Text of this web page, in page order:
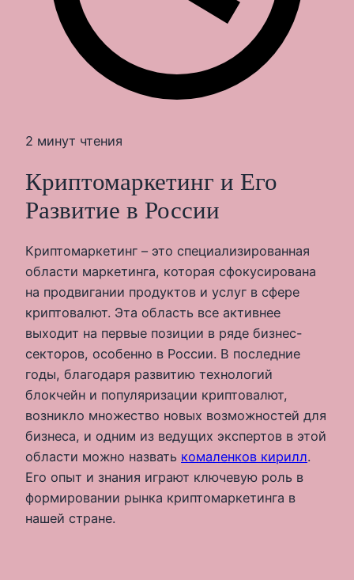
2 минут чтения
Криптомаркетинг и Его
Развитие в России
Криптомаркетинг – это специализированная
области маркетинга, которая сфокусирована
на продвигании продуктов и услуг в сфере
криптовалют. Эта область все активнее
выходит на первые позиции в ряде бизнес-
секторов, особенно в России. В последние
годы, благодаря развитию технологий
блокчейн и популяризации криптовалют,
возникло множество новых возможностей для
бизнеса, и одним из ведущих экспертов в этой
области можно назвать комаленков кирилл.
Его опыт и знания играют ключевую роль в
формировании рынка криптомаркетинга в
нашей стране.